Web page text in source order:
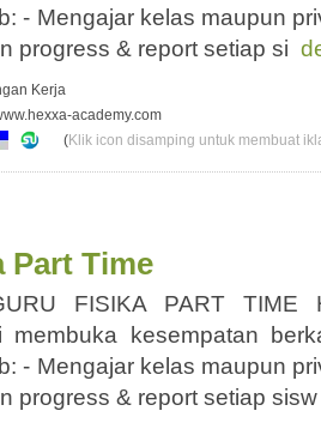
- Mengajar kelas maupun
progress & report setiap si
Kerja
academy.com
(Klik icon disamping untuk membuat
Part Time
FISIKA PART TIME
membuka kesempatan
- Mengajar kelas maupun
progress & report setiap